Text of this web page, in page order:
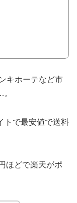
キホーテなど市
トで最安値で送料
ほどで楽天がポ